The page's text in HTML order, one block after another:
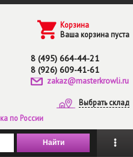
8 (495) 664-44-21
8 (926) 609-41-61
zakaz@masterkrowli.ru
Выбрать склад
по России
Корзина
Ваша корзина пуста